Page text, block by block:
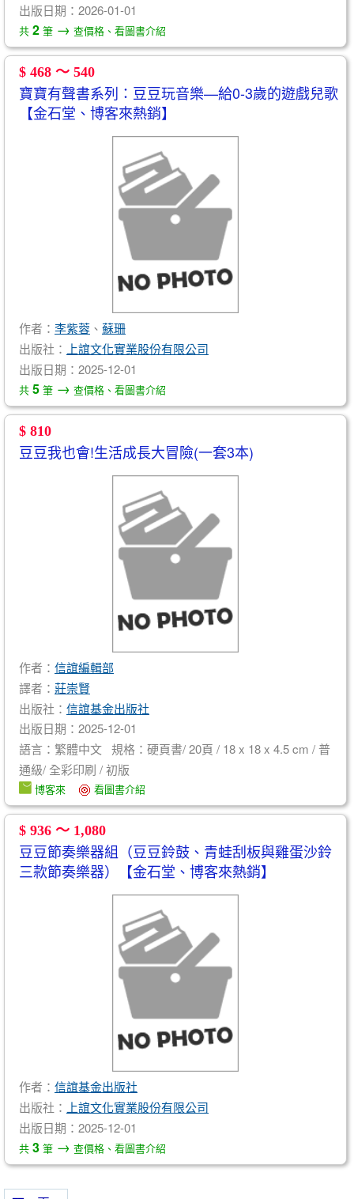
出版日期：2026-01-01
共 2 筆 → 查價格、看圖書介紹
$ 468 ～ 540
寶寶有聲書系列：豆豆玩音樂—給0-3歲的遊戲兒歌
【金石堂、博客來熱銷】
作者： 李紫蓉 、 蘇珊
出版社： 上誼文化實業股份有限公司
出版日期：2025-12-01
共 5 筆 → 查價格、看圖書介紹
$ 810
豆豆我也會!生活成長大冒險(一套3本)
作者： 信誼編輯部
譯者： 莊崇賢
出版社： 信誼基金出版社
出版日期：2025-12-01
語言：繁體中文 規格：硬頁書/ 20頁 / 18 x 18 x 4.5 cm / 普
通級/ 全彩印刷 / 初版
博客來 看圖書介紹
$ 936 ～ 1,080
豆豆節奏樂器組（豆豆鈴鼓、青蛙刮板與雞蛋沙鈴
三款節奏樂器）【金石堂、博客來熱銷】
作者： 信誼基金出版社
出版社： 上誼文化實業股份有限公司
出版日期：2025-12-01
共 3 筆 → 查價格、看圖書介紹